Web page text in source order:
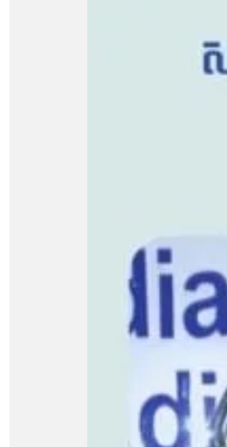
ទៅលើបញ្ហាសិទ្ធិមនុស្ស